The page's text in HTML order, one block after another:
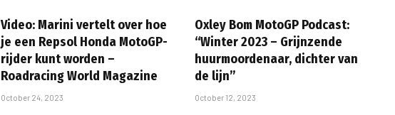
Video: Marini vertelt over hoe
je een Repsol Honda MotoGP-
rijder kunt worden –
Roadracing World Magazine
October 24, 2023
Oxley Bom MotoGP Podcast:
“Winter 2023 – Grijnzende
huurmoordenaar, dichter van
de lijn”
October 12, 2023